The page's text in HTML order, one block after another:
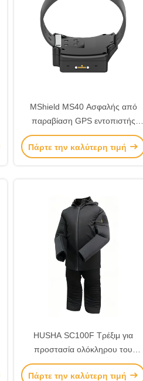
MShield MS40 Ασφαλής από
παραβίαση GPS εντοπιστής
αστραγάλου με παρακολούθηση
σε πραγματικό χρόνο για έλεγχο
Πάρτε την καλύτερη τιμή
HUSHA SC100F Τρέξιμ για
προστασία ολόκληρου του
σώματος
Πάρτε την καλύτερη τιμή